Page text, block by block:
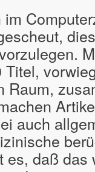
Raum,
auch
daß das